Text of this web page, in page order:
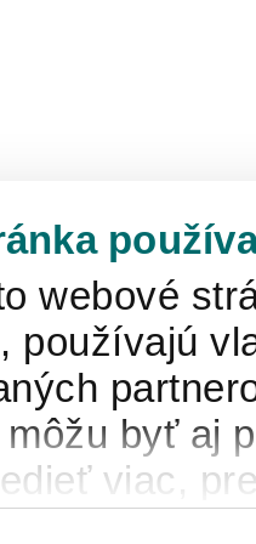
webové
používajú
byť aj
viac,